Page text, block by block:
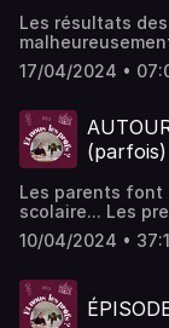
Les résultats
cette fichue
épisode je vous
17/04/2024 •
Les parents font
scolaire... Les
fois les relations
surprises.
10/04/2024 •